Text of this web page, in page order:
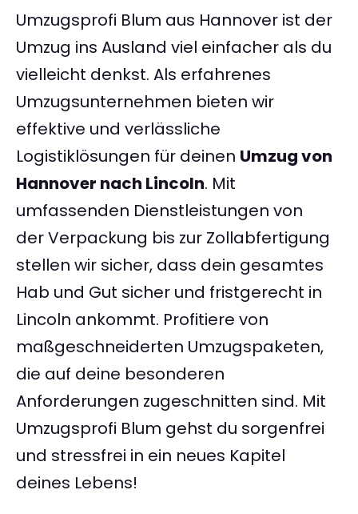
Umzugsprofi Blum aus Hannover ist der
Umzug ins Ausland viel einfacher als du
vielleicht denkst. Als erfahrenes
Umzugsunternehmen bieten wir
effektive und verlässliche
Logistiklösungen für deinen Umzug von
Hannover nach Lincoln. Mit
umfassenden Dienstleistungen von
der Verpackung bis zur Zollabfertigung
stellen wir sicher, dass dein gesamtes
Hab und Gut sicher und fristgerecht in
Lincoln ankommt. Profitiere von
maßgeschneiderten Umzugspaketen,
die auf deine besonderen
Anforderungen zugeschnitten sind. Mit
Umzugsprofi Blum gehst du sorgenfrei
und stressfrei in ein neues Kapitel
deines Lebens!